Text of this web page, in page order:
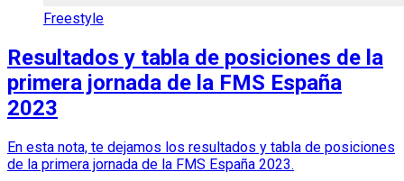
Freestyle
Resultados y tabla de posiciones de la
primera jornada de la FMS España
2023
En esta nota, te dejamos los resultados y tabla de posiciones
de la primera jornada de la FMS España 2023.